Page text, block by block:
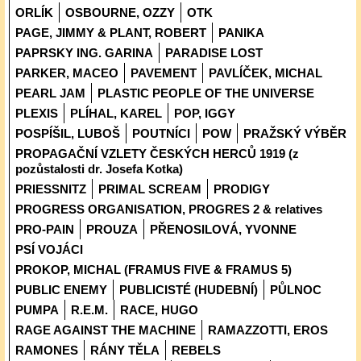
ORLÍK
OSBOURNE, OZZY
OTK
PAGE, JIMMY & PLANT, ROBERT
PANIKA
PAPRSKY ING. GARINA
PARADISE LOST
PARKER, MACEO
PAVEMENT
PAVLÍČEK, MICHAL
PEARL JAM
PLASTIC PEOPLE OF THE UNIVERSE
PLEXIS
PLÍHAL, KAREL
POP, IGGY
POSPÍŠIL, LUBOŠ
POUTNÍCI POW
PRAŽSKÝ VÝBĚR
PROPAGAČNÍ VZLETY ČESKÝCH HERCŮ 1919 (z
pozůstalosti dr. Josefa Kotka)
PRIESSNITZ
PRIMAL SCREAM
PRODIGY
PROGRESS ORGANISATION, PROGRES 2 & relatives
PRO-PAIN
PROUZA
PŘENOSILOVÁ, YVONNE
PSÍ VOJÁCI
PROKOP, MICHAL (FRAMUS FIVE & FRAMUS 5)
PUBLIC ENEMY
PUBLICISTÉ (HUDEBNÍ)
PŮLNOC
PUMPA
R.E.M.
RACE, HUGO
RAGE AGAINST THE MACHINE
RAMAZZOTTI, EROS
RAMONES
RÁNY TĚLA
REBELS